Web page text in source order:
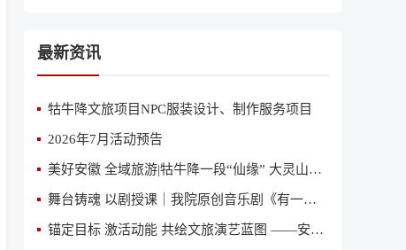
最新资讯
牯牛降文旅项目NPC服装设计、制作服务项目
2026年7月活动预告
美好安徽 全域旅游|牯牛降一段“仙缘” 大灵山一曲恋歌
舞台铸魂 以剧授课｜我院原创音乐剧《有一天》亮相省国资委、省直专题党课舞台
锚定目标 激活动能 共绘文旅演艺蓝图 ——安徽省歌舞剧院（安徽省演出公司）召开2026年第二季度经营分析会